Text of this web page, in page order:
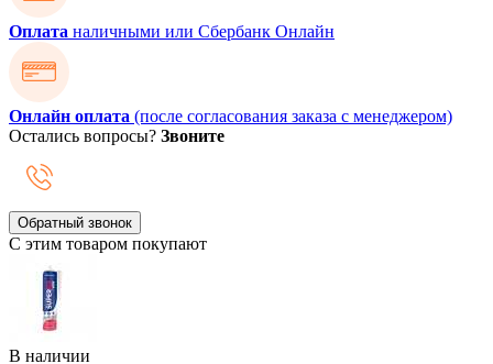
Оплата наличными или Сбербанк Онлайн
Онлайн оплата (после согласования заказа с менеджером)
Остались вопросы? Звоните
Обратный звонок
С этим товаром покупают
В наличии